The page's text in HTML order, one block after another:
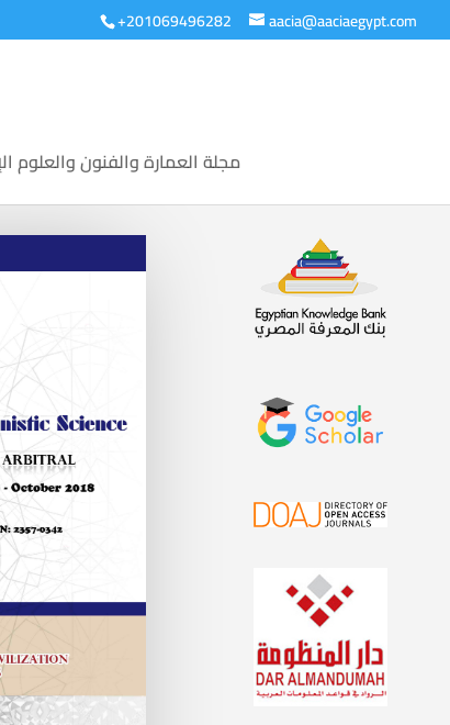
+201069496282 aacia@aaciaegypt.com
مجلة العمارة والفنون والعلوم